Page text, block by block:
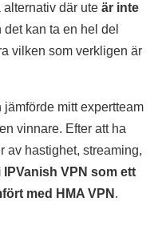
där ute är inte
det kan ta en hel del
vilken som verkligen är
mitt expertteam
vinnare. Efter att ha
av hastighet, streaming,
VPN som ett
med HMA VPN .